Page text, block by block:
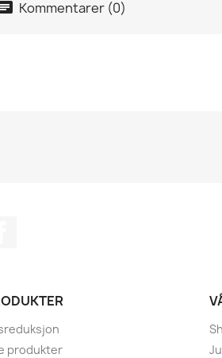
Kommentarer (0)
produkter